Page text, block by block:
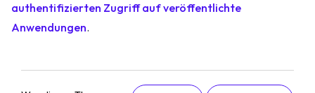
authentifizierten Zugriff auf veröffentlichte
Anwendungen.